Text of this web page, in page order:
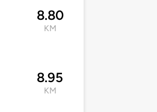
8.80
KM
8.95
KM